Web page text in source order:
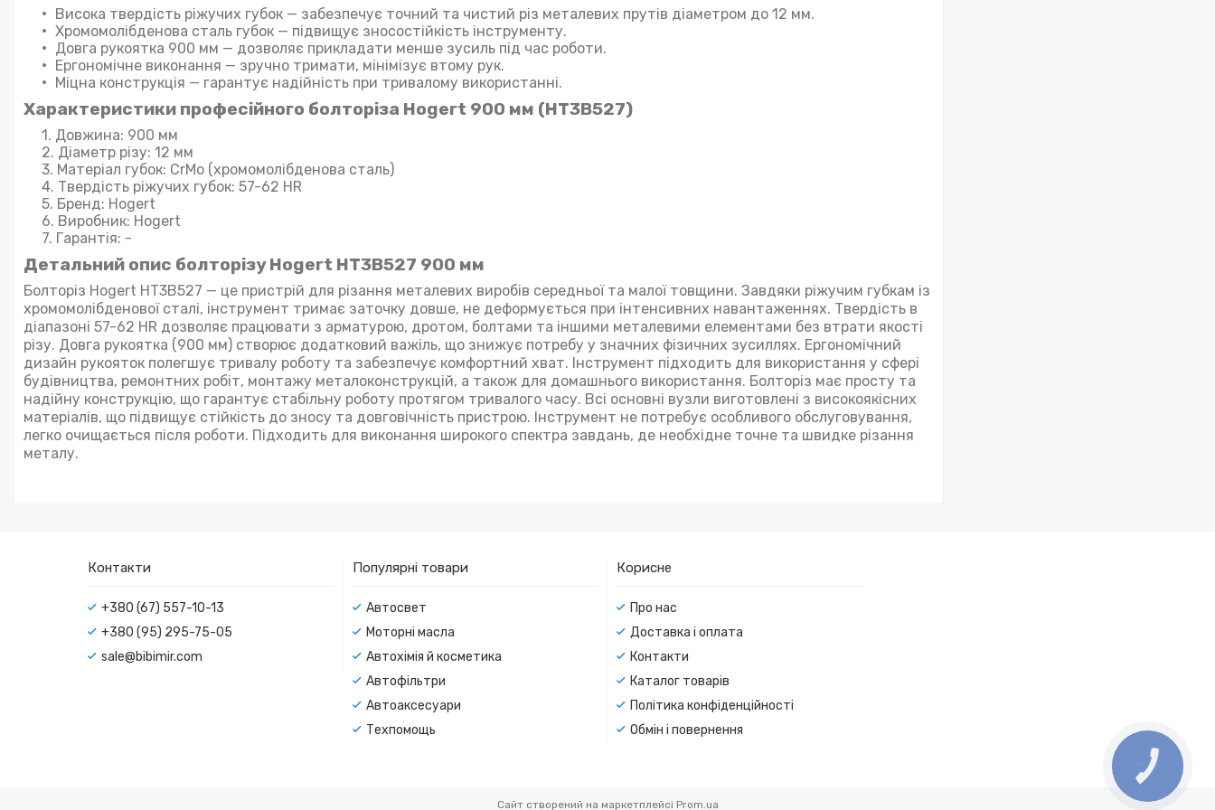
Висока твердість ріжучих губок — забезпечує точний та чистий різ металевих прутів діаметром до 12 мм.
Хромомолібденова сталь губок — підвищує зносостійкість інструменту.
Довга рукоятка 900 мм — дозволяє прикладати менше зусиль під час роботи.
Ергономічне виконання — зручно тримати, мінімізує втому рук.
Міцна конструкція — гарантує надійність при тривалому використанні.
Характеристики професійного болторіза Hogert 900 мм (HT3B527)
Довжина: 900 мм
Діаметр різу: 12 мм
Матеріал губок: CrMo (хромомолібденова сталь)
Твердість ріжучих губок: 57-62 HR
Бренд: Hogert
Виробник: Hogert
Гарантія: -
Детальний опис болторізу Hogert HT3B527 900 мм
Болторіз Hogert HT3B527 — це пристрій для різання металевих виробів середньої та малої товщини. Завдяки ріжучим губкам із
хромомолібденової сталі, інструмент тримає заточку довше, не деформується при інтенсивних навантаженнях. Твердість в
діапазоні 57-62 HR дозволяє працювати з арматурою, дротом, болтами та іншими металевими елементами без втрати якості
різу. Довга рукоятка (900 мм) створює додатковий важіль, що знижує потребу у значних фізичних зусиллях. Ергономічний
дизайн рукояток полегшує тривалу роботу та забезпечує комфортний хват. Інструмент підходить для використання у сфері
будівництва, ремонтних робіт, монтажу металоконструкцій, а також для домашнього використання. Болторіз має просту та
надійну конструкцію, що гарантує стабільну роботу протягом тривалого часу. Всі основні вузли виготовлені з високоякісних
матеріалів, що підвищує стійкість до зносу та довговічність пристрою. Інструмент не потребує особливого обслуговування,
легко очищається після роботи. Підходить для виконання широкого спектра завдань, де необхідне точне та швидке різання
металу.
Контакти
+380 (67) 557-10-13
+380 (95) 295-75-05
sale@bibimir.com
Популярні товари
Автосвет
Моторні масла
Автохімія й косметика
Автофільтри
Автоаксесуари
Техпомощь
Корисне
Про нас
Доставка і оплата
Контакти
Каталог товарів
Політика конфіденційності
Обмін і повернення
Сайт створений на маркетплейсі Prom.ua
КНОПКА
ЗВ'ЯЗКУ